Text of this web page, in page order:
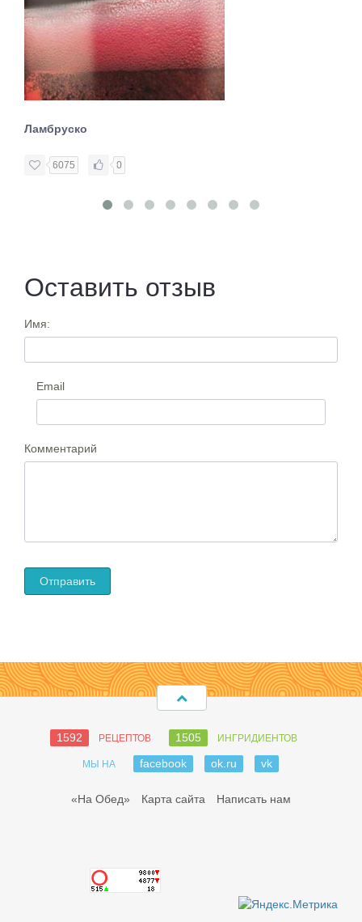
Ламбруско
6075 0
Оставить отзыв
Имя:
Email
Комментарий
1592 РЕЦЕПТОВ 1505 ИНГРИДИЕНТОВ
МЫ НА facebook ok.ru vk
«На Обед» Карта сайта Написать нам